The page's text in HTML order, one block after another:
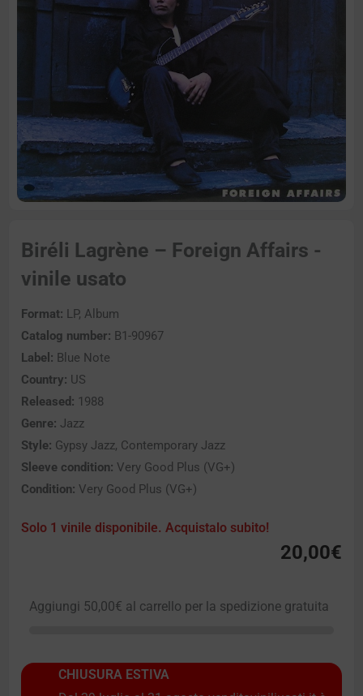
Biréli Lagrène – Foreign Affairs -
vinile usato
Format: LP, Album
Catalog number: B1-90967
Label: Blue Note
Country: US
Released: 1988
Genre: Jazz
Style: Gypsy Jazz, Contemporary Jazz
Sleeve condition: Very Good Plus (VG+)
Condition: Very Good Plus (VG+)
Solo 1 vinile disponibile. Acquistalo subito!
20,00€
Aggiungi 50,00€ al carrello per la spedizione gratuita
CHIUSURA ESTIVA